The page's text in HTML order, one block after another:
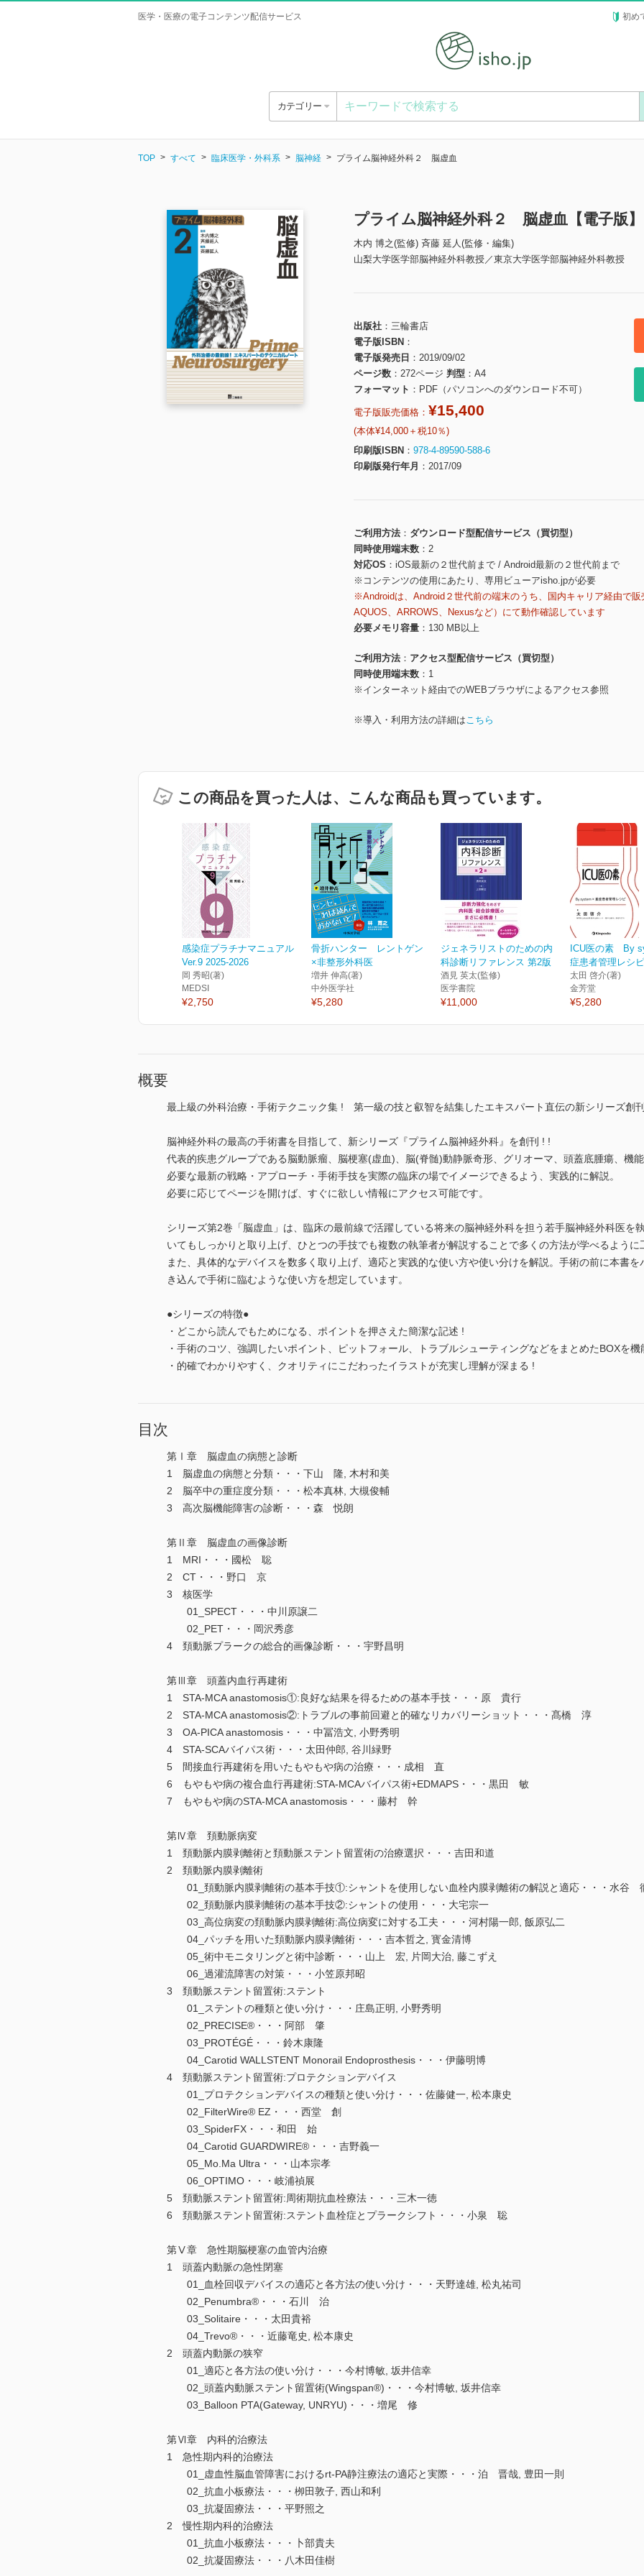
医学・医療の電子コンテンツ配信サービス 初め
カテゴリー
TOP すべて 臨床医学・外科系 脳神経 プライム脳神経外科２ 脳虚血
プライム脳神経外科２ 脳虚血【電子版】
木内 博之(監修) 斉藤 延人(監修・編集)
山梨大学医学部脳神経外科教授／東京大学医学部脳神経外科教授
出版社
三輪書店
電子版ISBN
電子版発売日
2019/09/02
ページ数
272ページ 判型
A4
フォーマット
PDF（パソコンへのダウンロード不可）
電子版販売価格： ¥15,400
(本体¥14,000＋税10％)
印刷版ISBN
978-4-89590-588-6
印刷版発行年月
2017/09
ご利用方法
ダウンロード型配信サービス（買切型）
同時使用端末数
2
対応OS
iOS最新の２世代前まで / Android最新の２世代前まで
※コンテンツの使用にあたり、専用ビューアisho.jpが必要
※Androidは、Android２世代前の端末のうち、国内キャリア経由で
AQUOS、ARROWS、Nexusなど）にて動作確認しています
必要メモリ容量
130 MB以上
ご利用方法
アクセス型配信サービス（買切型）
同時使用端末数
1
※インターネット経由でのWEBブラウザによるアクセス参照
※導入・利用方法の詳細はこちら
この商品を買った人は、こんな商品も買っています。
感染症プラチナマニュアル
Ver.9 2025-2026
岡 秀昭(著)
MEDSI
¥2,750
骨折ハンター レントゲン
×非整形外科医
増井 伸高(著)
中外医学社
¥5,280
ジェネラリストのための内
科診断リファレンス 第2版
酒見 英太(監修)
医学書院
¥11,000
ICU医の素 By
症患者管理レシピ
太田 啓介(著)
金芳堂
¥5,280
概要
最上級の外科治療・手術テクニック集 ! 第一級の技と叡智を結集したエキスパート直伝の新シリーズ創
脳神経外科の最高の手術書を目指して、新シリーズ『プライム脳神経外科』を創刊 ! !
代表的疾患グループである脳動脈瘤、脳梗塞(虚血)、脳(脊髄)動静脈奇形、グリオーマ、頭蓋底腫瘍、機
必要な最新の戦略・アプローチ・手術手技を実際の臨床の場でイメージできるよう、実践的に解説。
必要に応じてページを開けば、すぐに欲しい情報にアクセス可能です。
シリーズ第2巻「脳虚血」は、臨床の最前線で活躍している将来の脳神経外科を担う若手脳神経外科医を
いてもしっかりと取り上げ、ひとつの手技でも複数の執筆者が解説することで多くの方法が学べるように
また、具体的なデバイスを数多く取り上げ、適応と実践的な使い方や使い分けを解説。手術の前に本書
き込んで手術に臨むような使い方を想定しています。
●シリーズの特徴●
・どこから読んでもためになる、ポイントを押さえた簡潔な記述 !
・手術のコツ、強調したいポイント、ピットフォール、トラブルシューティングなどをまとめたBOXを
・的確でわかりやすく、クオリティにこだわったイラストが充実し理解が深まる !
目次
第Ⅰ章 脳虚血の病態と診断
1 脳虚血の病態と分類・・・下山 隆, 木村和美
2 脳卒中の重症度分類・・・松本真林, 大槻俊輔
3 高次脳機能障害の診断・・・森 悦朗
第Ⅱ章 脳虚血の画像診断
1 MRI・・・國松 聡
2 CT・・・野口 京
3 核医学
01_SPECT・・・中川原譲二
02_PET・・・岡沢秀彦
4 頚動脈プラークの総合的画像診断・・・宇野昌明
第Ⅲ章 頭蓋内血行再建術
1 STA-MCA anastomosis①:良好な結果を得るための基本手技・・・原 貴行
2 STA-MCA anastomosis②:トラブルの事前回避と的確なリカバリーショット・・・髙橋 淳
3 OA-PICA anastomosis・・・中冨浩文, 小野秀明
4 STA-SCAバイパス術・・・太田仲郎, 谷川緑野
5 間接血行再建術を用いたもやもや病の治療・・・成相 直
6 もやもや病の複合血行再建術:STA-MCAバイパス術+EDMAPS・・・黒田 敏
7 もやもや病のSTA-MCA anastomosis・・・藤村 幹
第Ⅳ章 頚動脈病変
1 頚動脈内膜剥離術と頚動脈ステント留置術の治療選択・・・吉田和道
2 頚動脈内膜剥離術
01_頚動脈内膜剥離術の基本手技①:シャントを使用しない血栓内膜剥離術の解説と適応・・・水谷
02_頚動脈内膜剥離術の基本手技②:シャントの使用・・・大宅宗一
03_高位病変の頚動脈内膜剥離術:高位病変に対する工夫・・・河村陽一郎, 飯原弘二
04_パッチを用いた頚動脈内膜剥離術・・・吉本哲之, 寳金清博
05_術中モニタリングと術中診断・・・山上 宏, 片岡大治, 藤こずえ
06_過灌流障害の対策・・・小笠原邦昭
3 頚動脈ステント留置術:ステント
01_ステントの種類と使い分け・・・庄島正明, 小野秀明
02_PRECISE®・・・阿部 肇
03_PROTÉGÉ・・・鈴木康隆
04_Carotid WALLSTENT Monorail Endoprosthesis・・・伊藤明博
4 頚動脈ステント留置術:プロテクションデバイス
01_プロテクションデバイスの種類と使い分け・・・佐藤健一, 松本康史
02_FilterWire® EZ・・・西堂 創
03_SpiderFX・・・和田 始
04_Carotid GUARDWIRE®・・・吉野義一
05_Mo.Ma Ultra・・・山本宗孝
06_OPTIMO・・・岐浦禎展
5 頚動脈ステント留置術:周術期抗血栓療法・・・三木一徳
6 頚動脈ステント留置術:ステント血栓症とプラークシフト・・・小泉 聡
第Ⅴ章 急性期脳梗塞の血管内治療
1 頭蓋内動脈の急性閉塞
01_血栓回収デバイスの適応と各方法の使い分け・・・天野達雄, 松丸祐司
02_Penumbra®・・・石川 治
03_Solitaire・・・太田貴裕
04_Trevo®・・・近藤竜史, 松本康史
2 頭蓋内動脈の狭窄
01_適応と各方法の使い分け・・・今村博敏, 坂井信幸
02_頭蓋内動脈ステント留置術(Wingspan®)・・・今村博敏, 坂井信幸
03_Balloon PTA(Gateway, UNRYU)・・・増尾 修
第Ⅵ章 内科的治療法
1 急性期内科的治療法
01_虚血性脳血管障害におけるrt-PA静注療法の適応と実際・・・泊 晋哉, 豊田一則
02_抗血小板療法・・・栁田敦子, 西山和利
03_抗凝固療法・・・平野照之
2 慢性期内科的治療法
01_抗血小板療法・・・卜部貴夫
02_抗凝固療法・・・八木田佳樹